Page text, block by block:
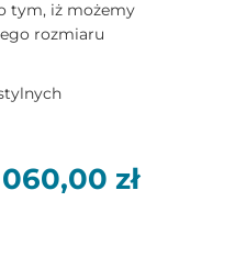
tym, iż możemy
rozmiaru
060,00 zł